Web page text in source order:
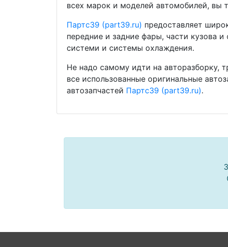
всех марок и моделей автомобилей, вы
Партс39 (part39.ru) предоставляет
передние и задние фары, части кузова
системи и системы охлаждения.
Не надо самому идти на авторазборку,
все использованные оригинальные
автозапчастей Партс39 (part39.ru).